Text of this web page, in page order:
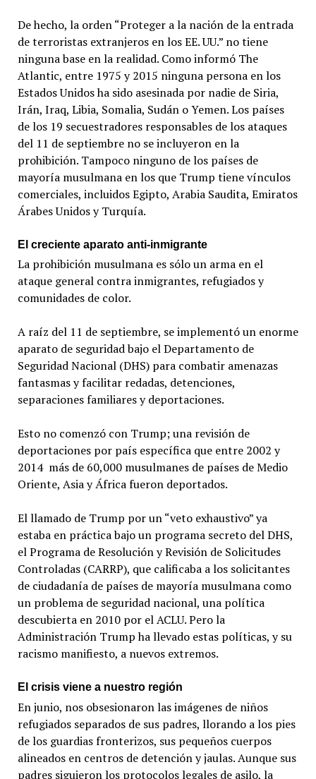
De hecho, la orden “Proteger a la nación de la entrada
de terroristas extranjeros en los EE. UU.” no tiene
ninguna base en la realidad. Como informó The
Atlantic, entre 1975 y 2015 ninguna persona en los
Estados Unidos ha sido asesinada por nadie de Siria,
Irán, Iraq, Libia, Somalia, Sudán o Yemen. Los países
de los 19 secuestradores responsables de los ataques
del 11 de septiembre no se incluyeron en la
prohibición. Tampoco ninguno de los países de
mayoría musulmana en los que Trump tiene vínculos
comerciales, incluidos Egipto, Arabia Saudita, Emiratos
Árabes Unidos y Turquía.
El creciente aparato anti-inmigrante
La prohibición musulmana es sólo un arma en el
ataque general contra inmigrantes, refugiados y
comunidades de color.
A raíz del 11 de septiembre, se implementó un enorme
aparato de seguridad bajo el Departamento de
Seguridad Nacional (DHS) para combatir amenazas
fantasmas y facilitar redadas, detenciones,
separaciones familiares y deportaciones.
Esto no comenzó con Trump; una revisión de
deportaciones por país específica que entre 2002 y
2014 más de 60,000 musulmanes de países de Medio
Oriente, Asia y África fueron deportados.
El llamado de Trump por un “veto exhaustivo” ya
estaba en práctica bajo un programa secreto del DHS,
el Programa de Resolución y Revisión de Solicitudes
Controladas (CARRP), que calificaba a los solicitantes
de ciudadanía de países de mayoría musulmana como
un problema de seguridad nacional, una política
descubierta en 2010 por el ACLU. Pero la
Administración Trump ha llevado estas políticas, y su
racismo manifiesto, a nuevos extremos.
El crisis viene a nuestro región
En junio, nos obsesionaron las imágenes de niños
refugiados separados de sus padres, llorando a los pies
de los guardias fronterizos, sus pequeños cuerpos
alineados en centros de detención y jaulas. Aunque sus
padres siguieron los protocolos legales de asilo, la